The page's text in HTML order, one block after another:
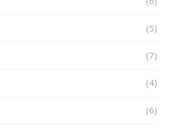
(5)
(7)
(4)
(6)